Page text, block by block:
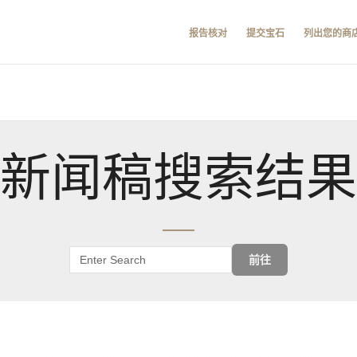
报告核对 提交宝石 列出您的商
新闻稿搜索结果
前往